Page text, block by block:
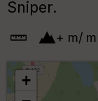
Sniper.
+ m/ m
+